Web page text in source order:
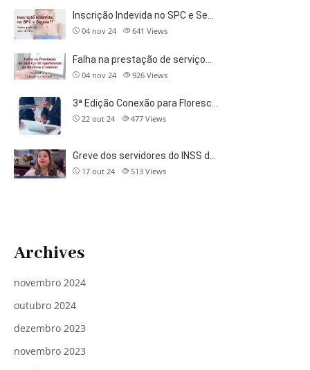
Inscrição Indevida no SPC e Se…
04 nov 24 641 Views
Falha na prestação de serviço…
04 nov 24 926 Views
3ª Edição Conexão para Floresc…
22 out 24 477 Views
Greve dos servidores do INSS d…
17 out 24 513 Views
Archives
novembro 2024
outubro 2024
dezembro 2023
novembro 2023